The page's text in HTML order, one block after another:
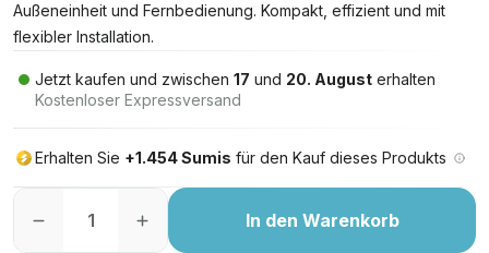
Außeneinheit und Fernbedienung. Kompakt, effizient und mit
flexibler Installation.
Jetzt kaufen und zwischen 17 und 20. August erhalten
Kostenloser Expressversand
Erhalten Sie +1.454 Sumis für den Kauf dieses Produkts
In den Warenkorb